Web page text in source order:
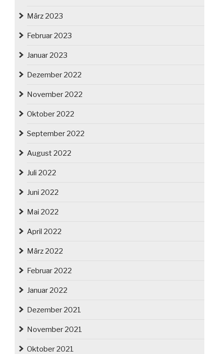
März 2023
Februar 2023
Januar 2023
Dezember 2022
November 2022
Oktober 2022
September 2022
August 2022
Juli 2022
Juni 2022
Mai 2022
April 2022
März 2022
Februar 2022
Januar 2022
Dezember 2021
November 2021
Oktober 2021